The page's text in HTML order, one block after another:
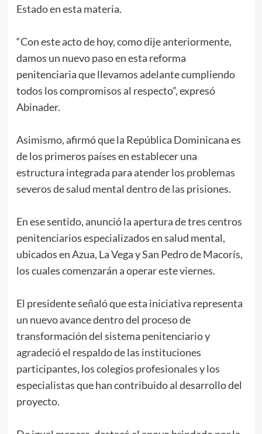
Estado en esta materia.
“Con este acto de hoy, como dije anteriormente,
damos un nuevo paso en esta reforma
penitenciaria que llevamos adelante cumpliendo
todos los compromisos al respecto”, expresó
Abinader.
Asimismo, afirmó que la República Dominicana es
de los primeros países en establecer una
estructura integrada para atender los problemas
severos de salud mental dentro de las prisiones.
En ese sentido, anunció la apertura de tres centros
penitenciarios especializados en salud mental,
ubicados en Azua, La Vega y San Pedro de Macorís,
los cuales comenzarán a operar este viernes.
El presidente señaló que esta iniciativa representa
un nuevo avance dentro del proceso de
transformación del sistema penitenciario y
agradeció el respaldo de las instituciones
participantes, los colegios profesionales y los
especialistas que han contribuido al desarrollo del
proyecto.